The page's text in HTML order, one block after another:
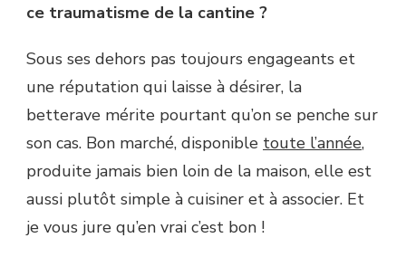
ce traumatisme de la cantine ?
Sous ses dehors pas toujours engageants et
une réputation qui laisse à désirer, la
betterave mérite pourtant qu’on se penche sur
son cas. Bon marché, disponible toute l’année,
produite jamais bien loin de la maison, elle est
aussi plutôt simple à cuisiner et à associer. Et
je vous jure qu’en vrai c’est bon !